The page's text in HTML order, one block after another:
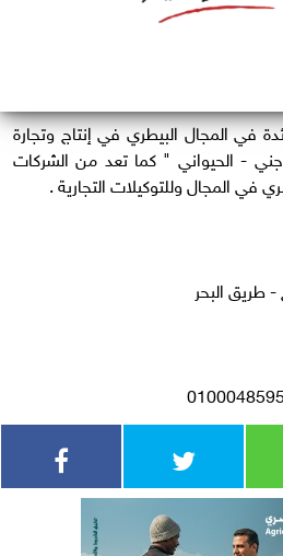
في المجال البيطري في إنتاج وتجارة
- الحيواني " كما تعد من الشركات
في المجال وللتوكيلات التجارية .
طريق البحر